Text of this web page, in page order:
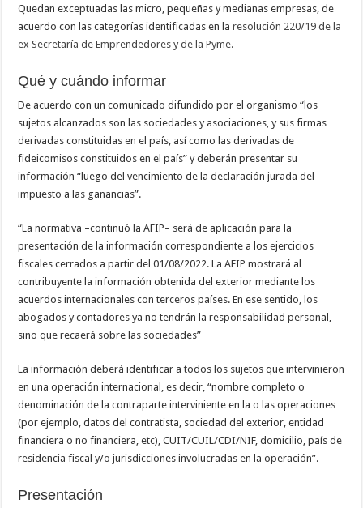
Quedan exceptuadas las micro, pequeñas y medianas empresas, de
acuerdo con las categorías identificadas en laresolución 220/19 de la
ex Secretaría de Emprendedores y de la Pyme.
Qué y cuándo informar
De acuerdo con un comunicado difundido por el organismo “los
sujetos alcanzados son las sociedades y asociaciones, y sus firmas
derivadas constituidas en el país, así como las derivadas de
fideicomisos constituidos en el país” y deberán presentar su
información “luego del vencimiento de la declaración jurada del
impuesto a las ganancias”.
“La normativa –continuó la AFIP– será de aplicación para la
presentación de la información correspondiente a los ejercicios
fiscales cerrados a partir del 01/08/2022. La AFIP mostrará al
contribuyente la información obtenida del exterior mediante los
acuerdos internacionales con terceros países. En ese sentido, los
abogados y contadores ya no tendrán la responsabilidad personal,
sino que recaerá sobre las sociedades”
La información deberá identificar a todos los sujetos que intervinieron
en una operación internacional, es decir, “nombre completo o
denominación de la contraparte interviniente en la o las operaciones
(por ejemplo, datos del contratista, sociedad del exterior, entidad
financiera o no financiera, etc), CUIT/CUIL/CDI/NIF, domicilio, país de
residencia fiscal y/o jurisdicciones involucradas en la operación”.
Presentación